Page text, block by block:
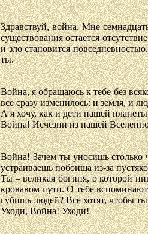
Здравствуй, война. Мне
существования остается
и зло становится
ты.
Война, я обращаюсь к тебе без
все сразу изменилось: и земля, и
А я хочу, как и дети нашей
Война! Исчезни из нашей
Война! Зачем ты уносишь столько
устраиваешь побоища из-за
Ты – великая богиня, о которой
кровавом пути. О тебе
губишь людей? Все хотят, чтобы
Уходи, Война! Уходи!